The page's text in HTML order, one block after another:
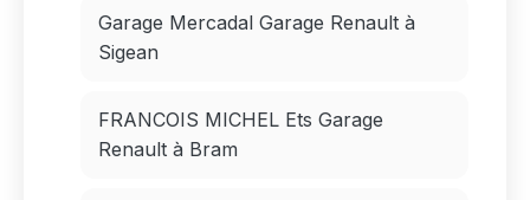
Garage Mercadal Garage Renault à
Sigean
FRANCOIS MICHEL Ets Garage
Renault à Bram